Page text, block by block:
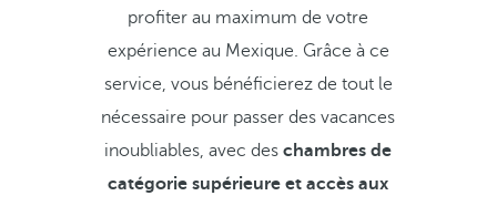
profiter au maximum de votre
expérience au Mexique. Grâce à ce
service, vous bénéficierez de tout le
nécessaire pour passer des vacances
inoubliables, avec deschambres de
catégorie supérieure et accès aux